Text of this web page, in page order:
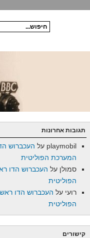
תגובות אחרונות
playmobil על העכברוש
המערכת הפוליטית
סמולן על העכברוש הדו
הפוליטית
רועי על העכברוש הדו
הפוליטית
קישורים